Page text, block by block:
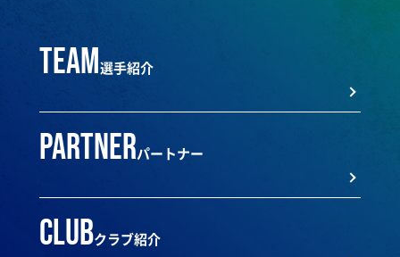
team選手紹介
partnerパートナー
clubクラブ紹介